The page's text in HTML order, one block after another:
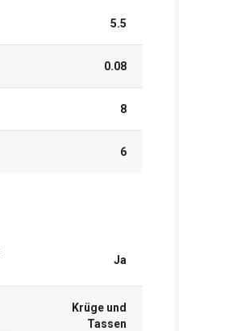
5.5
0.08
8
6
Ja
Krüge und
Tassen